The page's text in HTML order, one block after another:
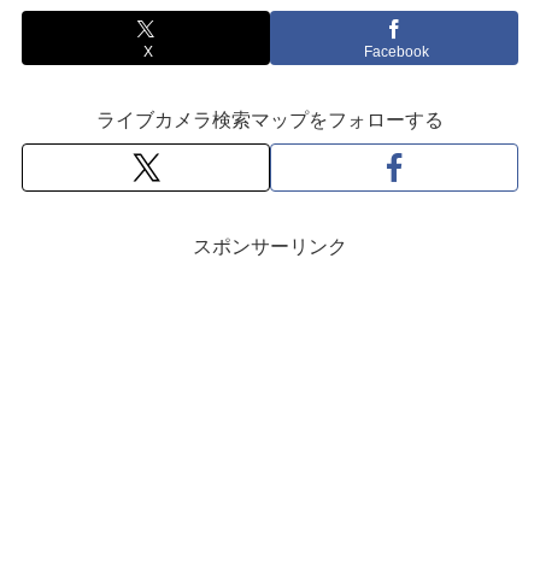
X Facebook
ライブカメラ検索マップをフォローする
スポンサーリンク